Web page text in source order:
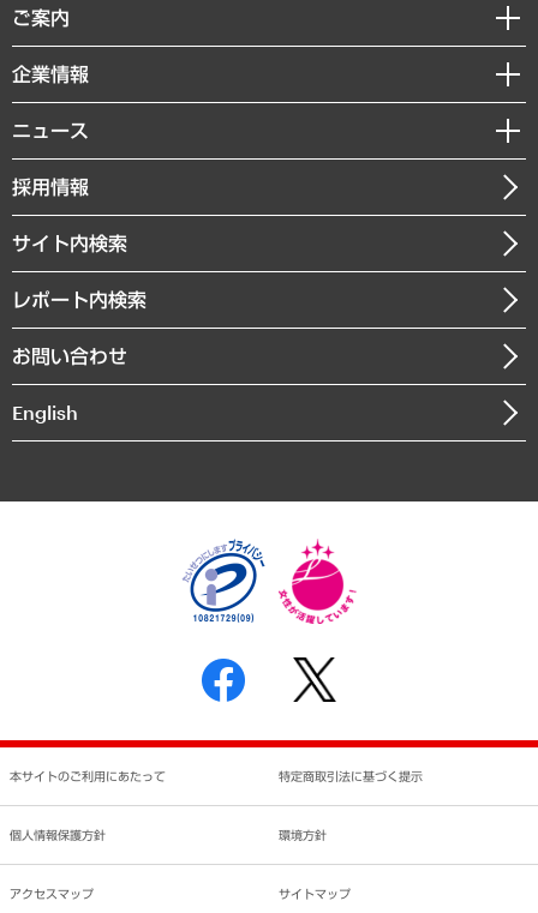
デジタルイノベーション
共生・ダイバーシティ
GRC（ガバナンス・リスク・コンプライアンス）・防災（政策）
経済・産業・雇用・労働
まちづくり・観光・交通・スポーツ・スマートシティ
自然資源・農林水産業・食料システム
経済調査
レポート
コラム
経営用語集
受託・受注実績（官公庁関連）
メディア掲載・出演
ご案内
セミナー・イベント情報
MUFGビジネスセミナー
受託案件情報
企業情報
私たちの想い
社長メッセージ
会社概要
沿革
組織図・本部部室紹介
インドネシア現地法人
個人情報保護方針
反社会的勢力に対する基本方針
書面による個人情報の開示等の請求の手続きについて
ニュース
ニュースリリース
お知らせ
採用情報
サイト内検索
レポート内検索
お問い合わせ
English
本サイトのご利用にあたって 特定商取引法に基づく提示
個人情報保護方針 環境方針
アクセスマップ サイトマップ